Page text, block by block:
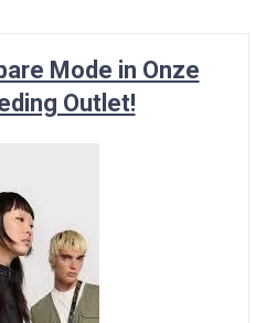
Mode in Onze
Outlet!